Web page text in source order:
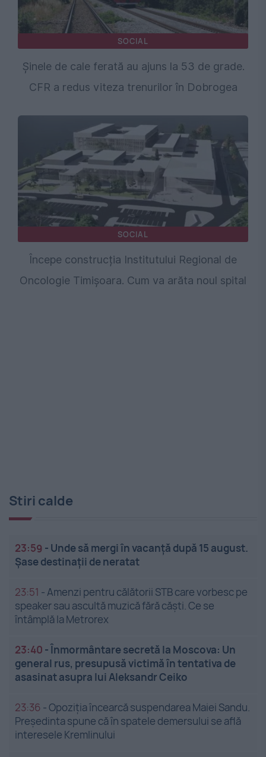
SOCIAL
Șinele de cale ferată au ajuns la 53 de grade.
CFR a redus viteza trenurilor în Dobrogea
SOCIAL
Începe construcția Institutului Regional de
Oncologie Timișoara. Cum va arăta noul spital
Stiri calde
23:59 - Unde să mergi în vacanță după 15 august.
Șase destinații de neratat
23:51 -Amenzi pentru călătorii STB care vorbesc pe
speaker sau ascultă muzică fără căști. Ce se
întâmplă la Metrorex
23:40 -Înmormântare secretă la Moscova: Un
general rus, presupusă victimă în tentativa de
asasinat asupra lui Aleksandr Ceiko
23:36 -Opoziția încearcă suspendarea Maiei Sandu.
Președinta spune că în spatele demersului se află
interesele Kremlinului